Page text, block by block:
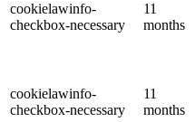
cookielawinfo-
checkbox-necessary
11
months
cookielawinfo-
checkbox-necessary
11
months